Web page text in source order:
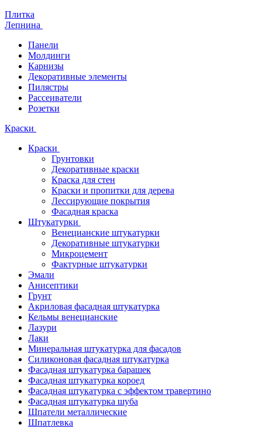
Плитка
Лепнина
Панели
Молдинги
Карнизы
Декоративные элементы
Пилястры
Рассеиватели
Розетки
Краски
Краски
Грунтовки
Декоративные краски
Краска для стен
Краски и пропитки для дерева
Лессирующие покрытия
Фасадная краска
Штукатурки
Венецианские штукатурки
Декоративные штукатурки
Микроцемент
Фактурные штукатурки
Эмали
Анисептики
Грунт
Акриловая фасадная штукатурка
Кельмы венецианские
Лазури
Лаки
Минеральная штукатурка для фасадов
Силиконовая фасадная штукатурка
Фасадная штукатурка барашек
Фасадная штукатурка короед
Фасадная штукатурка с эффектом травертино
Фасадная штукатурка шуба
Шпатели металлические
Шпатлевка